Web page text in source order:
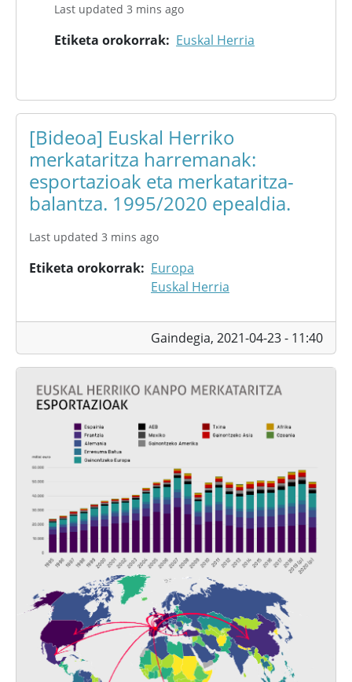
Last updated 3 mins ago
Etiketa orokorrak Euskal Herria
[Bideoa] Euskal Herriko
merkataritza harremanak:
esportazioak eta merkataritza-
balantza. 1995/2020 epealdia.
Last updated 3 mins ago
Etiketa orokorrak
Europa
Euskal Herria
Gaindegia, 2021-04-23 - 11:40